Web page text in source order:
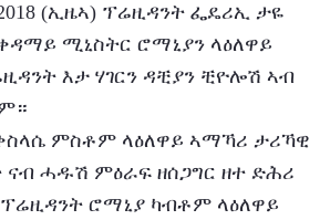
(ኢዜኣ) ፕሬዚዳንት ፌዴሪኢ ታዬ
ሚኒስትር ሮማኒያን ላዕለዋይ
እታ ሃገርን ዳቺያን ቺዮሎሽ ኣብ
ናብ ሓዱሽ ምዕራፍ ዘሰጋግር ዘተ ድሕሪ
ሮማኒያ ካብቶም ላዕለዋይ